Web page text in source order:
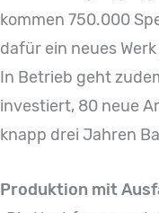
kommen 750.000
dafür ein neues
In Betrieb geht
investiert, 80 neue
knapp drei Jahren
Produktion mit